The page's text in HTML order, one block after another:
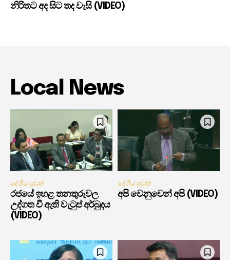
නිරිතට අද සිට තද වැසි (VIDEO)
Local News
දේශීය පුවත්
රජයේ ඉහළ තනතුරුවල
උද්ගත වී ඇති වැටුප් අර්බුදය
(VIDEO)
දේශීය පුවත්
අපි වෙනුවෙන් අපි (VIDEO)